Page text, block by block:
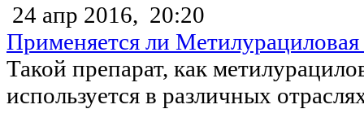
24 апр 2016, 20:20
Применяется ли Метилурациловая
Такой препарат, как
используется в различных